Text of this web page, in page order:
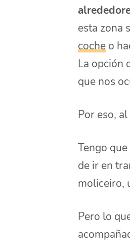
esta zona
coche o
La opción
que nos
Por eso,
Tengo
de ir en
moliceiro,
Pero lo